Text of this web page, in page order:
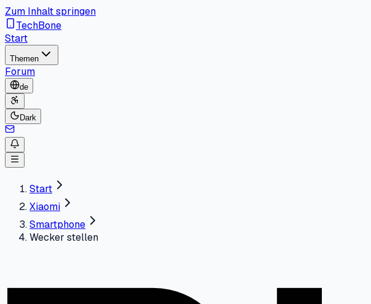
Zum Inhalt springen
TechBone
Start
Themen
Forum
de
Dark
Start
Xiaomi
Smartphone
Wecker stellen